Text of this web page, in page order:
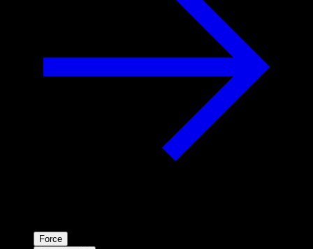
Force